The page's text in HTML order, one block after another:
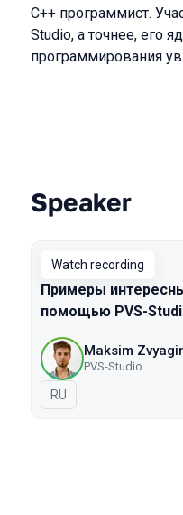
C++ программист.
Studio, а точнее, его
программирования
Talks from
Speaker
Watch recording
Примеры
помощью PVS-
Maksim
PVS-Studio
In Russian
RU